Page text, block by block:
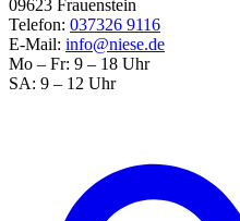
09623 Frauenstein
Telefon: 037326 9116
E-Mail: info@niese.de
Mo – Fr: 9 – 18 Uhr
SA: 9 – 12 Uhr